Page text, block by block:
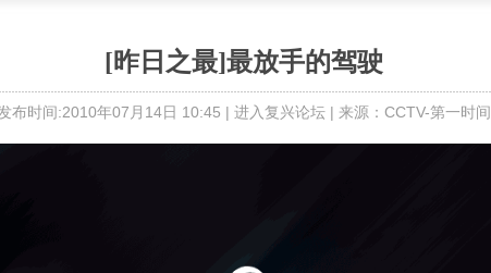
[昨日之最]最放手的驾驶
布时间:2010年07月14日 10:45 | 进入复兴论坛 | 来源：CCTV-第一时间